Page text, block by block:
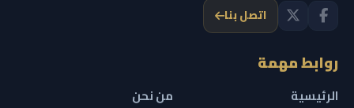
اتصل بنا
روابط مهمة
الرئيسية
من نحن